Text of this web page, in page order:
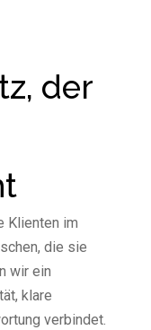
der
Klienten im
die sie
wir ein
klare
verbindet.